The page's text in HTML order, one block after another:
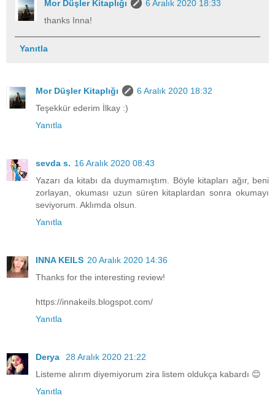
Mor Düşler Kitaplığı
6 Aralık 2020 18:33
thanks Inna!
Yanıtla
Mor Düşler Kitaplığı
6 Aralık 2020 18:32
Teşekkür ederim İlkay :)
Yanıtla
sevda s. 16 Aralık 2020 08:43
Yazarı da kitabı da duymamıştım. Böyle kitapları ağır, beni
zorlayan, okuması uzun süren kitaplardan sonra okumayı
seviyorum. Aklımda olsun.
Yanıtla
INNA KEILS 20 Aralık 2020 14:36
Thanks for the interesting review!
https://innakeils.blogspot.com/
Yanıtla
Derya
28 Aralık 2020 21:22
Listeme alırım diyemiyorum zira listem oldukça kabardı 😊
Yanıtla